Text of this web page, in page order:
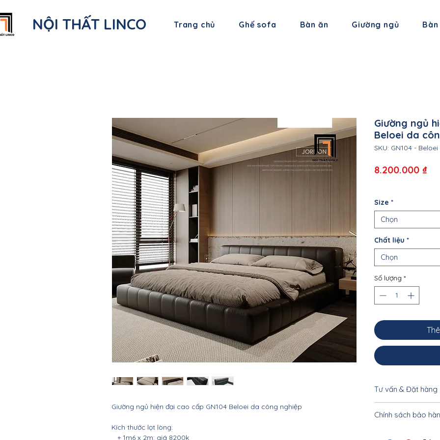
NỘI THẤT LINCO Trang chủ Ghế sofa Bàn ăn Giường ngủ
Giường ngủ hiện đại cao cấp GN104 Beloei da công nghiệp
Kích thước lọt lòng:
+ 1m6 x 2m: giá 8200k
Giường ngủ
Beloei da
SKU: GN104 - Beloei
8.200.000 ₫Giá
Size *
Chọn
Chất liệu *
Chọn
Số lượng *
Tư vấn & Đặt hàng
khách vui lòng liên
Chính sách bảo